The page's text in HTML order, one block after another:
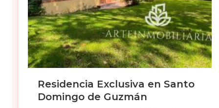
Residencia Exclusiva en Santo
Domingo de Guzmán